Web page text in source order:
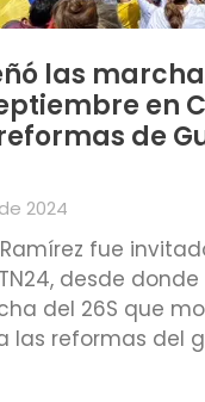
las
en
de
2024
fue
desde
del 26S que
las reformas del